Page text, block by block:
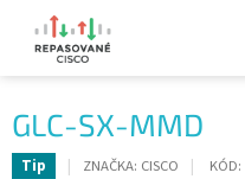
obsah
GLC-SX-MMD
Tip ZNAČKA: CISCO KÓD: